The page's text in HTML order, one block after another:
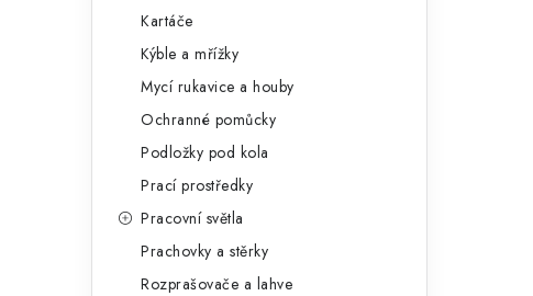
Kartáče
Kýble a mřížky
Mycí rukavice a houby
Ochranné pomůcky
Podložky pod kola
Prací prostředky
Pracovní světla
Prachovky a stěrky
Rozprašovače a lahve